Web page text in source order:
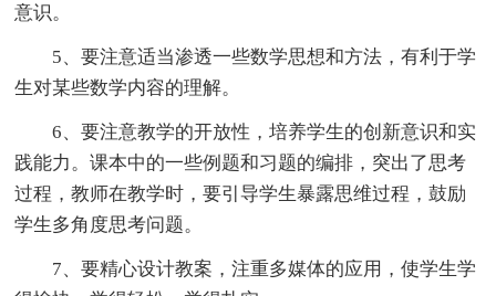
意识。
5、要注意适当渗透一些数学思想和方法，有利于学
生对某些数学内容的理解。
6、要注意教学的开放性，培养学生的创新意识和实
践能力。课本中的一些例题和习题的编排，突出了思考
过程，教师在教学时，要引导学生暴露思维过程，鼓励
学生多角度思考问题。
7、要精心设计教案，注重多媒体的应用，使学生学